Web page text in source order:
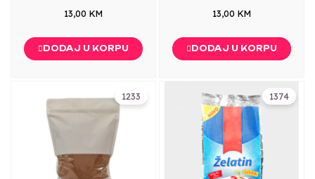
13,00 KM
DODAJ U KORPU
13,00 KM
DODAJ U KORPU
1233 1374